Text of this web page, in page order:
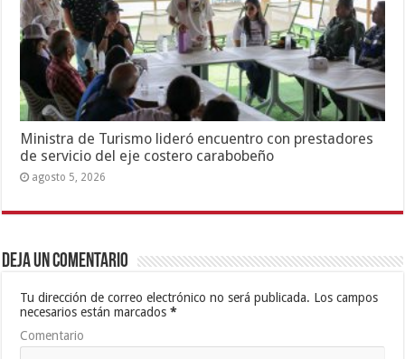
Ministra de Turismo lideró encuentro con prestadores
de servicio del eje costero carabobeño
agosto 5, 2026
Deja un comentario
Tu dirección de correo electrónico no será publicada. Los campos
necesarios están marcados*
Comentario